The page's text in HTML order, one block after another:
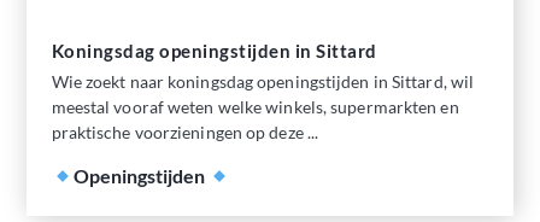
Koningsdag openingstijden in Sittard
Wie zoekt naar koningsdag openingstijden in Sittard, wil
meestal vooraf weten welke winkels, supermarkten en
praktische voorzieningen op deze ...
Openingstijden